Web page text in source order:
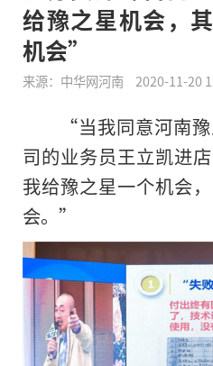
给豫之星机会，
机会”
来源： 中华网河南 2020-11-20
“当我同意河南
司的业务员王立凯进
我给豫之星一个机会
会。”